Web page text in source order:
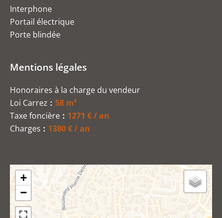
Interphone
Portail électrique
Porte blindée
Mentions légales
Honoraires à la charge du vendeur
Loi Carrez
58 m²
Taxe foncière
1271 € / an
Charges
1380 € / an
+
−